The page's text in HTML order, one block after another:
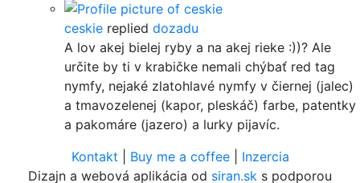
ceskie replied dozadu
A lov akej bielej ryby a na akej rieke :))? Ale
určite by ti v krabičke nemali chýbať red tag
nymfy, nejaké zlatohlavé nymfy v čiernej (jalec)
a tmavozelenej (kapor, pleskáč) farbe, patentky
a pakomáre (jazero) a lurky pijavíc.
Kontakt
Buy me a coffee| Inzercia
Dizajn a webová aplikácia od siran.sk s podporou